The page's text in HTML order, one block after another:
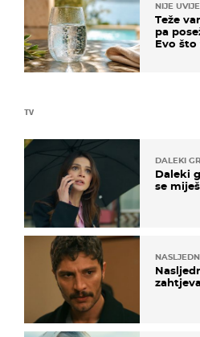
TV
DALEKI
Daleki
se
NIJE
Teže
pa
Evo